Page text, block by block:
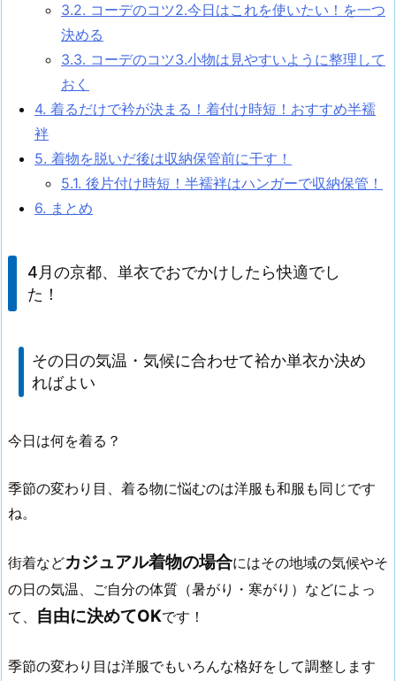
3.2. コーデのコツ2.今日はこれを使いたい！を一つ
決める
3.3. コーデのコツ3.小物は見やすいように整理して
おく
4. 着るだけで衿が決まる！着付け時短！おすすめ半襦
袢
5. 着物を脱いだ後は収納保管前に干す！
5.1. 後片付け時短！半襦袢はハンガーで収納保管！
6. まとめ
4月の京都、単衣でおでかけしたら快適でし
た！
その日の気温・気候に合わせて袷か単衣か決め
ればよい
今日は何を着る？
季節の変わり目、着る物に悩むのは洋服も和服も同じです
ね。
街着などカジュアル着物の場合にはその地域の気候やそ
の日の気温、ご自分の体質（暑がり・寒がり）などによっ
て、 自由に決めてOKです！
季節の変わり目は洋服でもいろんな格好をして調整します